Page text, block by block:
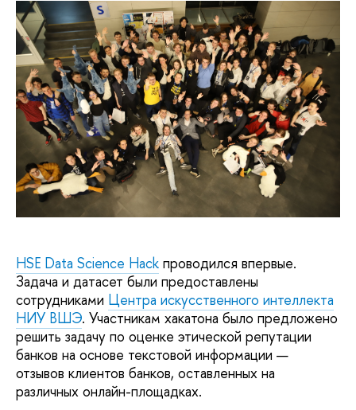
HSE Data Science Hack проводился впервые.
Задача и датасет были предоставлены
сотрудниками Центра искусственного интеллекта
НИУ ВШЭ. Участникам хакатона было предложено
решить задачу по оценке этической репутации
банков на основе текстовой информации —
отзывов клиентов банков, оставленных на
различных онлайн-площадках.